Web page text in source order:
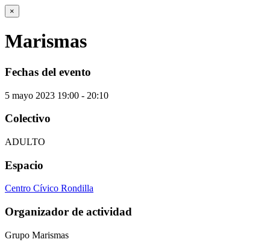
×
Marismas
Fechas del evento
5 mayo 2023 19:00 - 20:10
Colectivo
ADULTO
Espacio
Centro Cívico Rondilla
Organizador de actividad
Grupo Marismas